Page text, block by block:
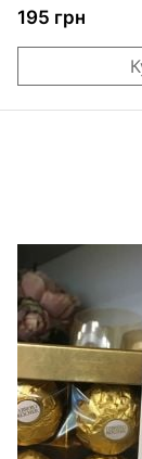
обіймами"
195 грн